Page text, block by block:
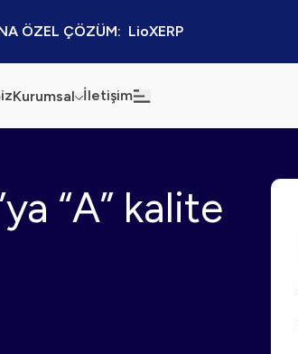
ÖZEL ÇÖZÜM:  LioXERP
Kurumsal İletişim
Kaynaklar
“A” kalite